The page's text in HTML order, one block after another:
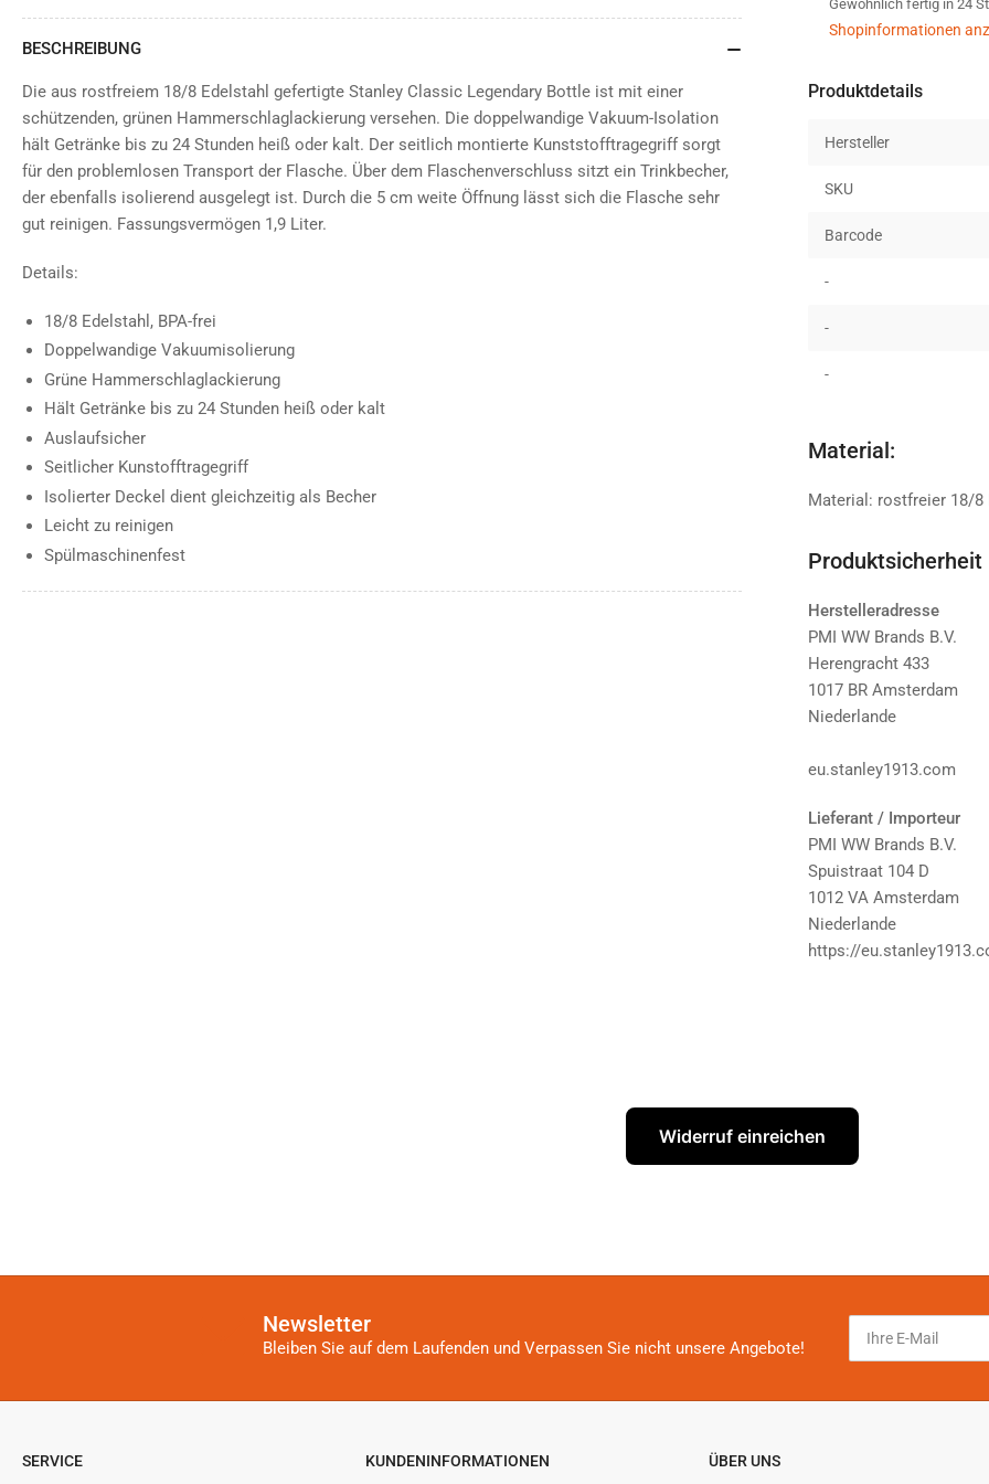
1,9L
hammertone
Gewöhnlich fertig in 24
Shopinformationen
Produktdetails
Hersteller
SKU
Barcode
-
-
-
Material:
Material: rostfreier 18/8
Produktsicherheit
Herstelleradresse
PMI WW Brands B.V.
Herengracht 433
1017 BR Amsterdam
Niederlande
eu.stanley1913.com
Lieferant / Importeur
PMI WW Brands B.V.
Spuistraat 104 D
1012 VA Amsterdam
Niederlande
https://
BESCHREIBUNG
Die aus rostfreiem 18/8 Edelstahl gefertigte Stanley Classic Legendary Bottle ist mit einer
schützenden, grünen Hammerschlaglackierung versehen. Die doppelwandige Vakuum-Isolation
hält Getränke bis zu 24 Stunden heiß oder kalt. Der seitlich montierte Kunststofftragegriff sorgt
für den problemlosen Transport der Flasche. Über dem Flaschenverschluss sitzt ein Trinkbecher,
der ebenfalls isolierend ausgelegt ist. Durch die 5 cm weite Öffnung lässt sich die Flasche sehr
gut reinigen. Fassungsvermögen 1,9 Liter.
Details:
18/8 Edelstahl, BPA-frei
Doppelwandige Vakuumisolierung
Grüne Hammerschlaglackierung
Hält Getränke bis zu 24 Stunden heiß oder kalt
Auslaufsicher
Seitlicher Kunstofftragegriff
Isolierter Deckel dient gleichzeitig als Becher
Leicht zu reinigen
Spülmaschinenfest
Widerruf einreichen
Newsletter
Bleiben Sie auf dem Laufenden und Verpassen Sie nicht unsere Angebote!
Ihre
Mail
SERVICE KUNDENINFORMATIONEN ÜBER UNS